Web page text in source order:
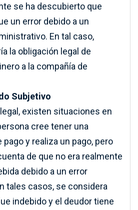
se ha descubierto que
un error debido a un
En tal caso,
la obligación legal de
a la compañía de
Subjetivo
existen situaciones en
cree tener una
pago y realiza un pago, pero
de que no era realmente
debido a un error
tales casos, se considera
indebido y el deudor tiene